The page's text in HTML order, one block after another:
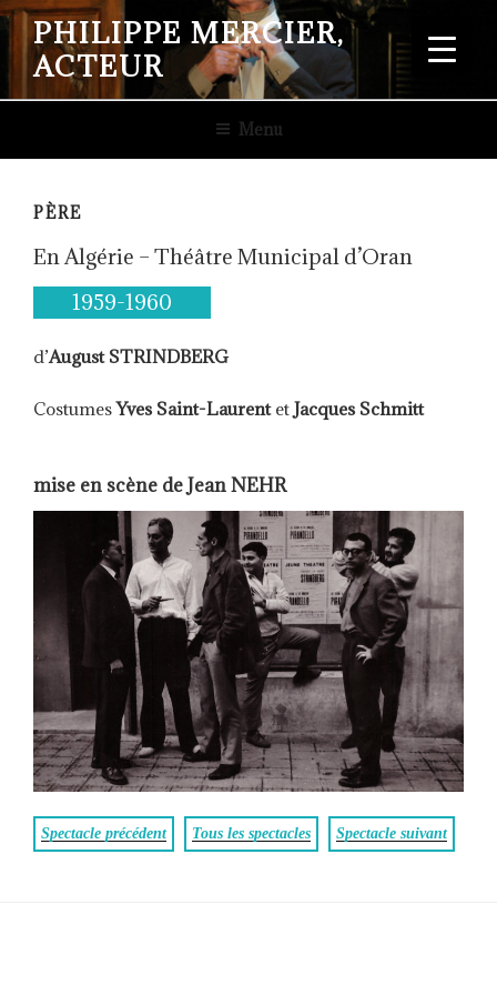
Aller
contenu
principal
PHILIPPE MERCIER,
ACTEUR
Menu
PÈRE
En Algérie – Théâtre Municipal d’Oran
1959-1960
d’August STRINDBERG
CostumesYves Saint-Laurentet Jacques Schmitt
mise en scène de Jean NEHR
Spectacle précédent Tous les spectacles Spectacle suivant